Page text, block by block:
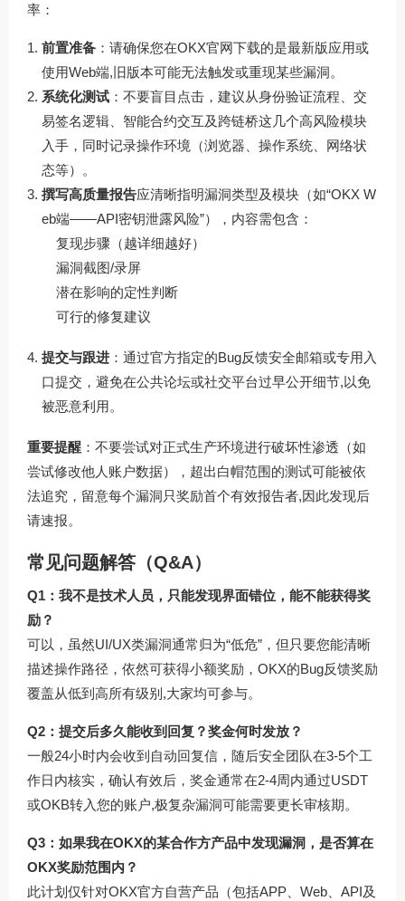
率：
前置准备 ：请确保您在OKX官网下载的是最新版应用或
使用Web端,旧版本可能无法触发或重现某些漏洞。
系统化测试 ：不要盲目点击，建议从身份验证流程、交
易签名逻辑、智能合约交互及跨链桥这几个高风险模块
入手，同时记录操作环境（浏览器、操作系统、网络状
态等）。
撰写高质量报告应清晰指明漏洞类型及模块（如“OKX W
eb端——API密钥泄露风险”），内容需包含：
复现步骤（越详细越好）
漏洞截图/录屏
潜在影响的定性判断
可行的修复建议
提交与跟进 ：通过官方指定的Bug反馈安全邮箱或专用入
口提交，避免在公共论坛或社交平台过早公开细节,以免
被恶意利用。
重要提醒 ：不要尝试对正式生产环境进行破坏性渗透（如
尝试修改他人账户数据），超出白帽范围的测试可能被依
法追究，留意每个漏洞只奖励首个有效报告者,因此发现后
请速报。
常见问题解答（Q&A）
Q1：我不是技术人员，只能发现界面错位，能不能获得奖
励？
可以，虽然UI/UX类漏洞通常归为“低危”，但只要您能清晰
描述操作路径，依然可获得小额奖励，OKX的Bug反馈奖励
覆盖从低到高所有级别,大家均可参与。
Q2：提交后多久能收到回复？奖金何时发放？
一般24小时内会收到自动回复信，随后安全团队在3-5个工
作日内核实，确认有效后，奖金通常在2-4周内通过USDT
或OKB转入您的账户,极复杂漏洞可能需要更长审核期。
Q3：如果我在OKX的某合作方产品中发现漏洞，是否算在
OKX奖励范围内？
此计划仅针对OKX官方自营产品（包括APP、Web、API及